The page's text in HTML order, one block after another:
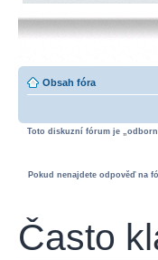
Obsah fóra
Toto diskuzní fórum je
Pokud nenajdete odpověď na
Často